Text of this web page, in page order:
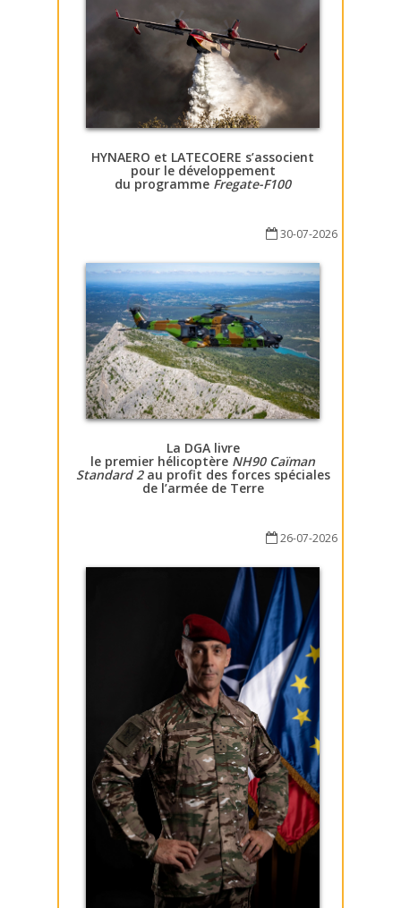
HYNAERO et LATECOERE s’associent
pour le développement
du programme Fregate-F100
30-07-2026
La DGA livre
le premier hélicoptère NH90 Caïman
Standard 2au profit des forces spéciales
de l’armée de Terre
26-07-2026